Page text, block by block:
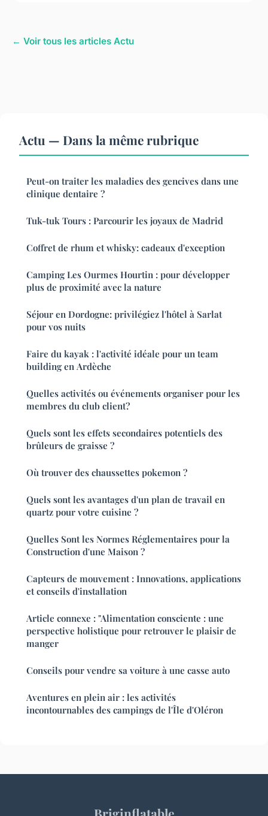
← Voir tous les articles Actu
Actu — Dans la même rubrique
Peut-on traiter les maladies des gencives dans une
clinique dentaire ?
Tuk-tuk Tours : Parcourir les joyaux de Madrid
Coffret de rhum et whisky: cadeaux d'exception
Camping Les Ourmes Hourtin : pour développer
plus de proximité avec la nature
Séjour en Dordogne: privilégiez l'hôtel à Sarlat
pour vos nuits
Faire du kayak : l'activité idéale pour un team
building en Ardèche
Quelles activités ou événements organiser pour les
membres du club client?
Quels sont les effets secondaires potentiels des
brûleurs de graisse ?
Où trouver des chaussettes pokemon ?
Quels sont les avantages d'un plan de travail en
quartz pour votre cuisine ?
Quelles Sont les Normes Réglementaires pour la
Construction d'une Maison ?
Capteurs de mouvement : Innovations, applications
et conseils d'installation
Article connexe : "Alimentation consciente : une
perspective holistique pour retrouver le plaisir de
manger
Conseils pour vendre sa voiture à une casse auto
Aventures en plein air : les activités
incontournables des campings de l'Île d'Oléron